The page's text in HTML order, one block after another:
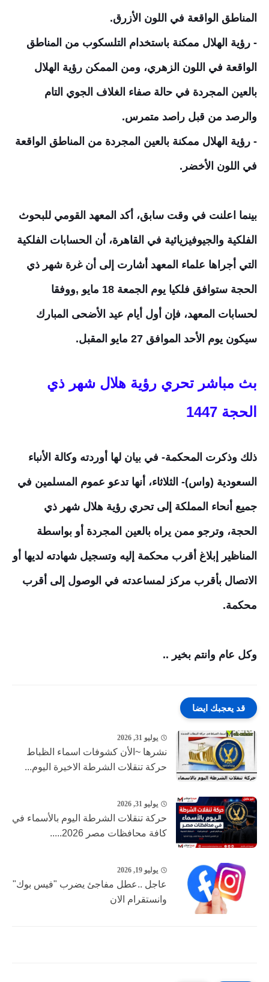
المناطق الواقعة في اللون الأزرق.
- رؤية الهلال ممكنة باستخدام التلسكوب من المناطق
الواقعة في اللون الزهري، ومن الممكن رؤية الهلال
بالعين المجردة في حالة صفاء الغلاف الجوي التام
والرصد من قبل راصد متمرس.
- رؤية الهلال ممكنة بالعين المجردة من المناطق الواقعة
في اللون الأخضر.
بينما اعلنت في وقت سابق، أكد المعهد القومي للبحوث
الفلكية والجيوفيزيائية في القاهرة، أن الحسابات الفلكية
التي أجراها علماء المعهد أشارت إلى أن غرة شهر ذي
الحجة ستوافق فلكيا يوم الجمعة 18 مايو ,ووفقا
لحسابات المعهد، فإن أول أيام عيد الأضحى المبارك
سيكون يوم الأحد الموافق 27 مايو المقبل.
بث مباشر تحري رؤية هلال شهر ذي
الحجة 1447
ذلك وذكرت المحكمة- في بيان لها أوردته وكالة الأنباء
السعودية (واس)- الثلاثاء، أنها تدعو عموم المسلمين في
جميع أنحاء المملكة إلى تحري رؤية هلال شهر ذي
الحجة، وترجو ممن يراه بالعين المجردة أو بواسطة
المناظير إبلاغ أقرب محكمة إليه وتسجيل شهادته لديها أو
الاتصال بأقرب مركز لمساعدته في الوصول إلى أقرب
محكمة.
وكل عام وانتم بخير ..
قد يعجبك ايضا
يوليو 31, 2026
نشرها ~الأن كشوفات اسماء الظباط
حركة تنقلات الشرطة الاخيرة اليوم...
يوليو 31, 2026
حركة تنقلات الشرطة اليوم بالأسماء في
كافة محافظات مصر 2026.....
يوليو 19, 2026
عاجل ..عطل مفاجئ يضرب "فيس بوك"
وانستقرام الان